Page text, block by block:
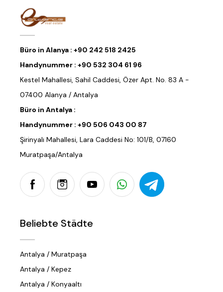
Büro in Alanya : +90 242 518 2425
Handynummer : +90 532 304 61 96
Kestel Mahallesi, Sahil Caddesi, Özer Apt. No. 83 A -
07400 Alanya / Antalya
Büro in Antalya :
Handynummer : +90 506 043 00 87
Şirinyalı Mahallesi, Lara Caddesi No: 101/B, 07160
Muratpaşa/Antalya
Beliebte Städte
Antalya / Muratpaşa
Antalya / Kepez
Antalya / Konyaaltı